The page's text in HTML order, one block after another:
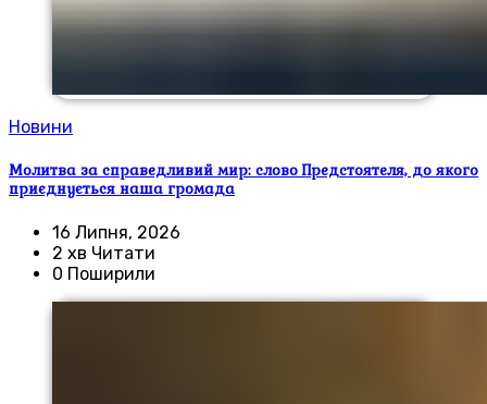
Новини
Молитва за справедливий мир: слово Предстоятеля, до якого
приєднується наша громада
16 Липня, 2026
2 хв Читати
0 Поширили